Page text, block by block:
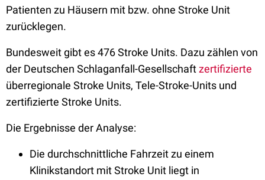
Patienten zu Häusern mit bzw. ohne Stroke Unit
zurücklegen.
Bundesweit gibt es 476 Stroke Units. Dazu zählen von
der Deutschen Schlaganfall-Gesellschaftzertifizierte
überregionale Stroke Units, Tele-Stroke-Units und
zertifizierte Stroke Units.
Die Ergebnisse der Analyse:
Die durchschnittliche Fahrzeit zu einem
Klinikstandort mit Stroke Unit liegt in